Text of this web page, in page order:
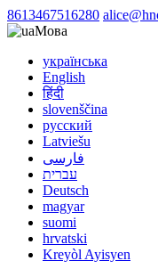
8613467516280
Мова
українська
English
हिंदी
slovenščina
русский
Latviešu
فارسی
עברית
Deutsch
magyar
suomi
hrvatski
Kreyòl Ayisyen